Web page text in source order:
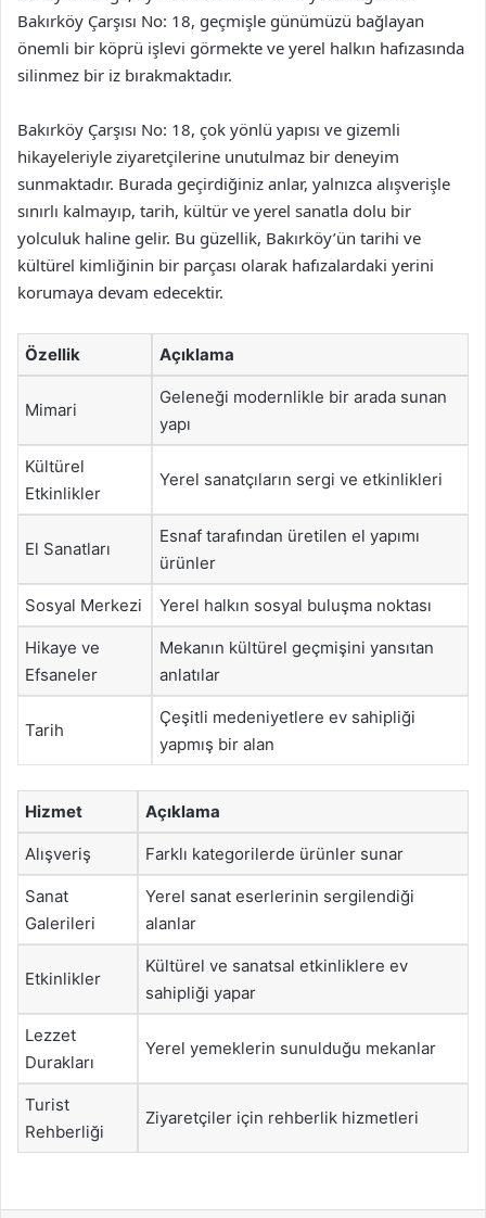
Bakırköy Çarşısı No: 18, geçmişle günümüzü bağlayan
önemli bir köprü işlevi görmekte ve yerel halkın hafızasında
silinmez bir iz bırakmaktadır.
Bakırköy Çarşısı No: 18, çok yönlü yapısı ve gizemli
hikayeleriyle ziyaretçilerine unutulmaz bir deneyim
sunmaktadır. Burada geçirdiğiniz anlar, yalnızca alışverişle
sınırlı kalmayıp, tarih, kültür ve yerel sanatla dolu bir
yolculuk haline gelir. Bu güzellik, Bakırköy’ün tarihi ve
kültürel kimliğinin bir parçası olarak hafızalardaki yerini
korumaya devam edecektir.
Özellik Açıklama
Mimari
Geleneği modernlikle bir arada sunan
yapı
Kültürel
Etkinlikler
Yerel sanatçıların sergi ve etkinlikleri
El Sanatları
Esnaf tarafından üretilen el yapımı
ürünler
Sosyal Merkezi Yerel halkın sosyal buluşma noktası
Hikaye ve
Efsaneler
Mekanın kültürel geçmişini yansıtan
anlatılar
Tarih
Çeşitli medeniyetlere ev sahipliği
yapmış bir alan
Hizmet Açıklama
Alışveriş Farklı kategorilerde ürünler sunar
Sanat
Galerileri
Yerel sanat eserlerinin sergilendiği
alanlar
Etkinlikler
Kültürel ve sanatsal etkinliklere ev
sahipliği yapar
Lezzet
Durakları
Yerel yemeklerin sunulduğu mekanlar
Turist
Rehberliği
Ziyaretçiler için rehberlik hizmetleri